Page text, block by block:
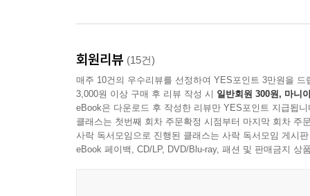
---「1장 여왕의 거울」중에서
가부장제의 문장(판결)으로 병들고 감염되었지만,
대한 불안을 극복하기 위해 어떤 전략을 개발했
으로 춤추며 들어갔을까? 창조성에 필수적인 경
기술과 교육을 다 거부당했지만 천사 같은 침묵
책의 구성: 페미니즘 시학이라는 이론적 선언을 필
자신을 가두고 분열시켰던 여성 작가들의 삶과 작
이 책은 총 6부로 구성되어 있다. 1부는 서구 문화
문학에서의 부권 이데올로기를 폭로한다. 나아
되었는지, 그리하여 이러한 이미지가 여성의 현
회원리뷰 (15건)
매주 10건의 우수리뷰를 선정하여 YES포인트 3만원을 드
3,000원 이상 구매 후 리뷰 작성 시 일반회원 300원, 마니
eBook은 다운로드 후 작성한 리뷰만 YES포인트 지급됩니
클래스는 첫번째 회차 주문확정 시점부터 마지막 회차 주
사락 독서모임으로 진행된 클래스는 사락 독서모임 게시
eBook 페이백, CD/LP, DVD/Blu-ray, 패션 및 판매금지 상